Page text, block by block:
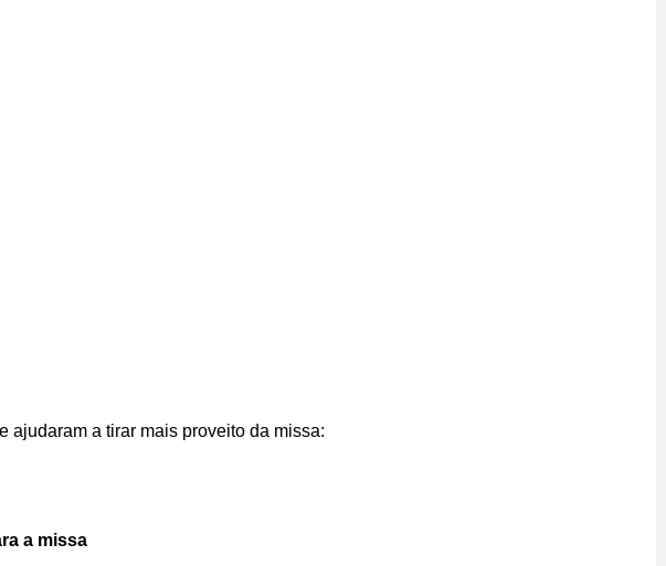
ajudaram a tirar mais proveito da missa:
a missa